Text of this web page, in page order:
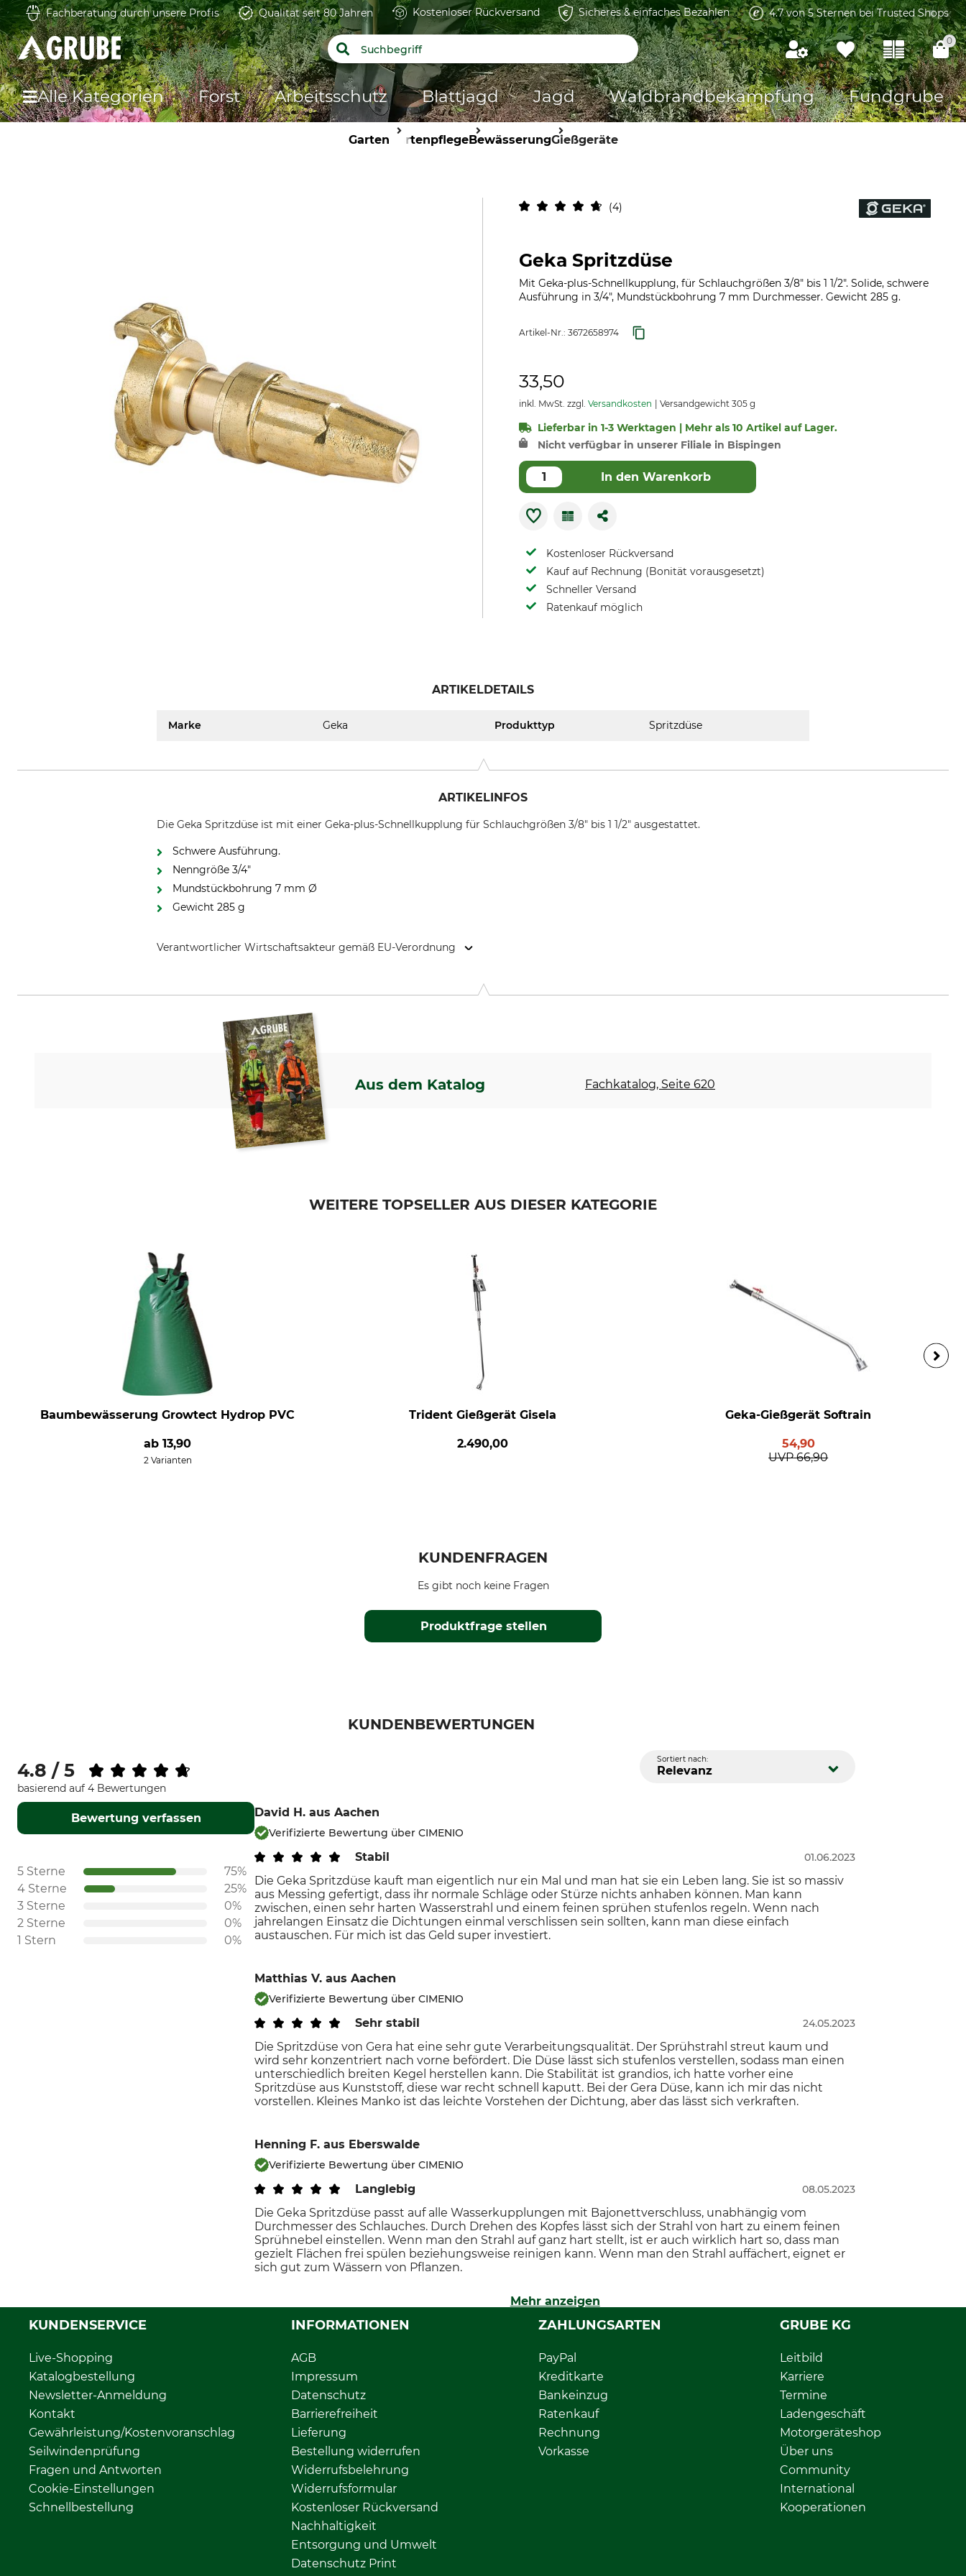
Fachberatung durch unsere Profis Qualität seit 80 Jahren Kostenloser Rückversand Sicheres & einfaches Bezahlen 4.7 von 5 Sternen bei Trusted Shops
0
Alle Kategorien Forst Arbeitsschutz Blattjagd Jagd Waldbrandbekämpfung Fundgrube
Garten GartenpflegeBewässerungGießgeräte
4
Geka Spritzdüse
Mit Geka-plus-Schnellkupplung, für Schlauchgrößen 3/8" bis 1 1/2". Solide, schwere
Ausführung in 3/4", Mundstückbohrung 7 mm Durchmesser. Gewicht 285 g.
Artikel-Nr.: 3672658974
33,50
inkl. MwSt. zzgl. Versandkosten Versandgewicht 305 g
Lieferbar in 1-3 Werktagen | Mehr als 10 Artikel auf Lager.
Nicht verfügbar in unserer Filiale in Bispingen
In den Warenkorb
Kostenloser Rückversand
Kauf auf Rechnung (Bonität vorausgesetzt)
Schneller Versand
Ratenkauf möglich
ARTIKELDETAILS
Marke Geka Produkttyp Spritzdüse
ARTIKELINFOS
Die Geka Spritzdüse ist mit einer Geka-plus-Schnellkupplung für Schlauchgrößen 3/8" bis 1 1/2" ausgestattet.
Schwere Ausführung.
Nenngröße 3/4"
Mundstückbohrung 7 mm Ø
Gewicht 285 g
Verantwortlicher Wirtschaftsakteur gemäß EU-Verordnung
Aus dem Katalog Fachkatalog, Seite 620
WEITERE TOPSELLER AUS DIESER KATEGORIE
Baumbewässerung Growtect Hydrop PVC
ab13,90
2 Varianten
Trident Gießgerät Gisela
2.490,00
Geka-Gießgerät Softrain
54,90
UVP 66,90
KUNDENFRAGEN
Produktfrage stellen
Es gibt noch keine Fragen
KUNDENBEWERTUNGEN
4.8 / 5
basierend auf 4 Bewertungen
Bewertung verfassen
5 Sterne
75%
4 Sterne
25%
3 Sterne
0%
2 Sterne
0%
1 Stern
0%
Sortiert nach:
Relevanz
David H. aus Aachen
Verifizierte Bewertung über CIMENIO
Stabil 01.06.2023
Die Geka Spritzdüse kauft man eigentlich nur ein Mal und man hat sie ein Leben lang. Sie ist so massiv
aus Messing gefertigt, dass ihr normale Schläge oder Stürze nichts anhaben können. Man kann
zwischen, einen sehr harten Wasserstrahl und einem feinen sprühen stufenlos regeln. Wenn nach
jahrelangen Einsatz die Dichtungen einmal verschlissen sein sollten, kann man diese einfach
austauschen. Für mich ist das Geld super investiert.
Matthias V. aus Aachen
Verifizierte Bewertung über CIMENIO
Sehr stabil 24.05.2023
Die Spritzdüse von Gera hat eine sehr gute Verarbeitungsqualität. Der Sprühstrahl streut kaum und
wird sehr konzentriert nach vorne befördert. Die Düse lässt sich stufenlos verstellen, sodass man einen
unterschiedlich breiten Kegel herstellen kann. Die Stabilität ist grandios, ich hatte vorher eine
Spritzdüse aus Kunststoff, diese war recht schnell kaputt. Bei der Gera Düse, kann ich mir das nicht
vorstellen. Kleines Manko ist das leichte Vorstehen der Dichtung, aber das lässt sich verkraften.
Henning F. aus Eberswalde
Verifizierte Bewertung über CIMENIO
Langlebig 08.05.2023
Die Geka Spritzdüse passt auf alle Wasserkupplungen mit Bajonettverschluss, unabhängig vom
Durchmesser des Schlauches. Durch Drehen des Kopfes lässt sich der Strahl von hart zu einem feinen
Sprühnebel einstellen. Wenn man den Strahl auf ganz hart stellt, ist er auch wirklich hart so, dass man
gezielt Flächen frei spülen beziehungsweise reinigen kann. Wenn man den Strahl auffächert, eignet er
sich gut zum Wässern von Pflanzen.
Mehr anzeigen
KUNDENSERVICE
Live-Shopping
Katalogbestellung
Newsletter-Anmeldung
Kontakt
Gewährleistung/Kostenvoranschlag
Seilwindenprüfung
Fragen und Antworten
Cookie-Einstellungen
Schnellbestellung
INFORMATIONEN
AGB
Impressum
Datenschutz
Barrierefreiheit
Lieferung
Bestellung widerrufen
Widerrufsbelehrung
Widerrufsformular
Kostenloser Rückversand
Nachhaltigkeit
Entsorgung und Umwelt
Datenschutz Print
ZAHLUNGSARTEN
PayPal
Kreditkarte
Bankeinzug
Ratenkauf
Rechnung
Vorkasse
GRUBE KG
Leitbild
Karriere
Termine
Ladengeschäft
Motorgeräteshop
Über uns
Community
International
Kooperationen